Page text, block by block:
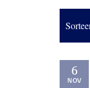
6
NOV